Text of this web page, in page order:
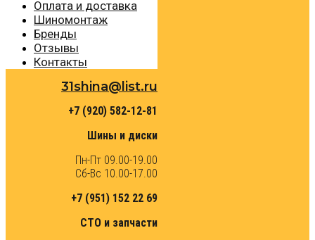
Оплата и доставка
Шиномонтаж
Бренды
Отзывы
Контакты
31shina@list.ru
+7 (920) 582-12-81
Шины и диски
Пн-Пт 09.00-19.00
Сб-Вс 10.00-17.00
+7 (951) 152 22 69
СТО и запчасти